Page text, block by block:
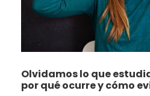
Olvidamos lo que
por qué ocurre y cómo